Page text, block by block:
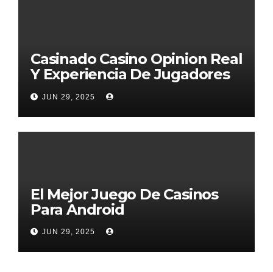
Casinado Casino Opinion Real
Y Experiencia De Jugadores
2026
JUN 29, 2025
El Mejor Juego De Casinos
Para Android
JUN 29, 2025